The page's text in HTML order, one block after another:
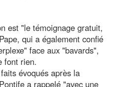
est "le témoignage gratuit,
qui a également confié
face aux "bavards",
font rien.
évoqués après la
a rappelé "avec une